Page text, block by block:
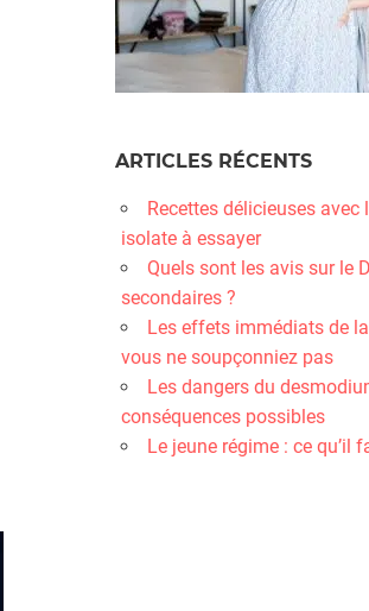
ARTICLES RÉCENTS
Recettes délicieuses
isolate à essayer
Quels sont les avis sur le
secondaires ?
Les effets immédiats de
vous ne soupçonniez pas
Les dangers du
conséquences possibles
Le jeune régime : ce qu’il